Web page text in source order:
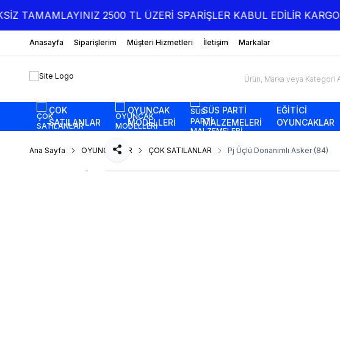
TAMAMLAYINIZ 2500 TL ÜZERİ SPARİŞLER KABUL EDİLİR KARGO
Anasayfa Siparişlerim Müşteri Hizmetleri İletişim Markalar
ÇOK
SATILANLAR
OYUNCAK
MODELLERİ
SÜS PARTİ
MALZEMELERİ
EĞİTİCİ
OYUNCAKLAR
Ana Sayfa OYUNCAKLAR ÇOK SATILANLAR Pj Üçlü Donanımlı Asker (84)
Paylaş